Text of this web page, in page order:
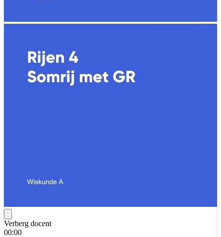
Verberg docent
00:00